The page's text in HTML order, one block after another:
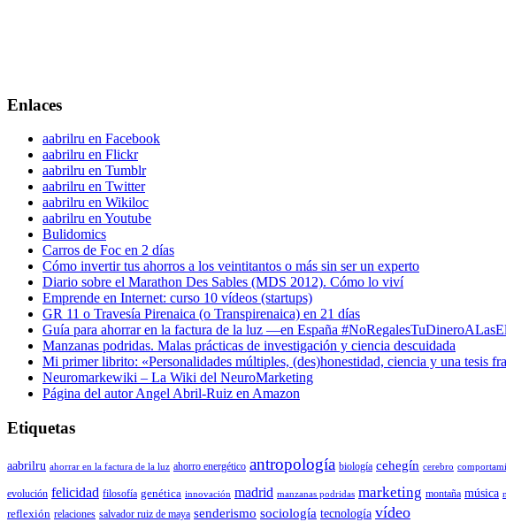
Enlaces
aabrilru en Facebook
aabrilru en Flickr
aabrilru en Tumblr
aabrilru en Twitter
aabrilru en Wikiloc
aabrilru en Youtube
Bulidomics
Carros de Foc en 2 días
Cómo invertir tus ahorros a los veintitantos o más sin ser un experto
Diario sobre el Marathon Des Sables (MDS 2012). Cómo lo viví
Emprende en Internet: curso 10 vídeos (startups)
GR 11 o Travesía Pirenaica (o Transpirenaica) en 21 días
Guía para ahorrar en la factura de la luz —en España
Manzanas podridas. Malas prácticas de investigación y ciencia descuidada
Mi primer librito: «Personalidades múltiples, (des)honestidad, ciencia y una tesis
Neuromarkewiki – La Wiki del NeuroMarketing
Página del autor Angel Abril-Ruiz en Amazon
Etiquetas
aabrilru ahorrar en la factura de la luz ahorro energético antropología biología cehegín cerebro
evolución felicidad filosofía genética innovación madrid manzanas podridas marketing montaña música
reflexión relaciones salvador ruiz de maya senderismo sociología tecnología vídeo